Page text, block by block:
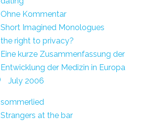
Ohne Kommentar
Short Imagined Monologues
the right to privacy?
Eine kurze Zusammenfassung der
Entwicklung der Medizin in Europa
July 2006
sommerlied
Strangers at the bar